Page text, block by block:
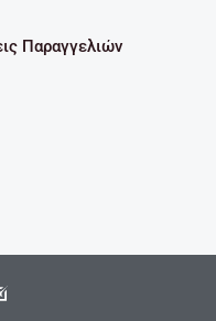
Παραγγελιών